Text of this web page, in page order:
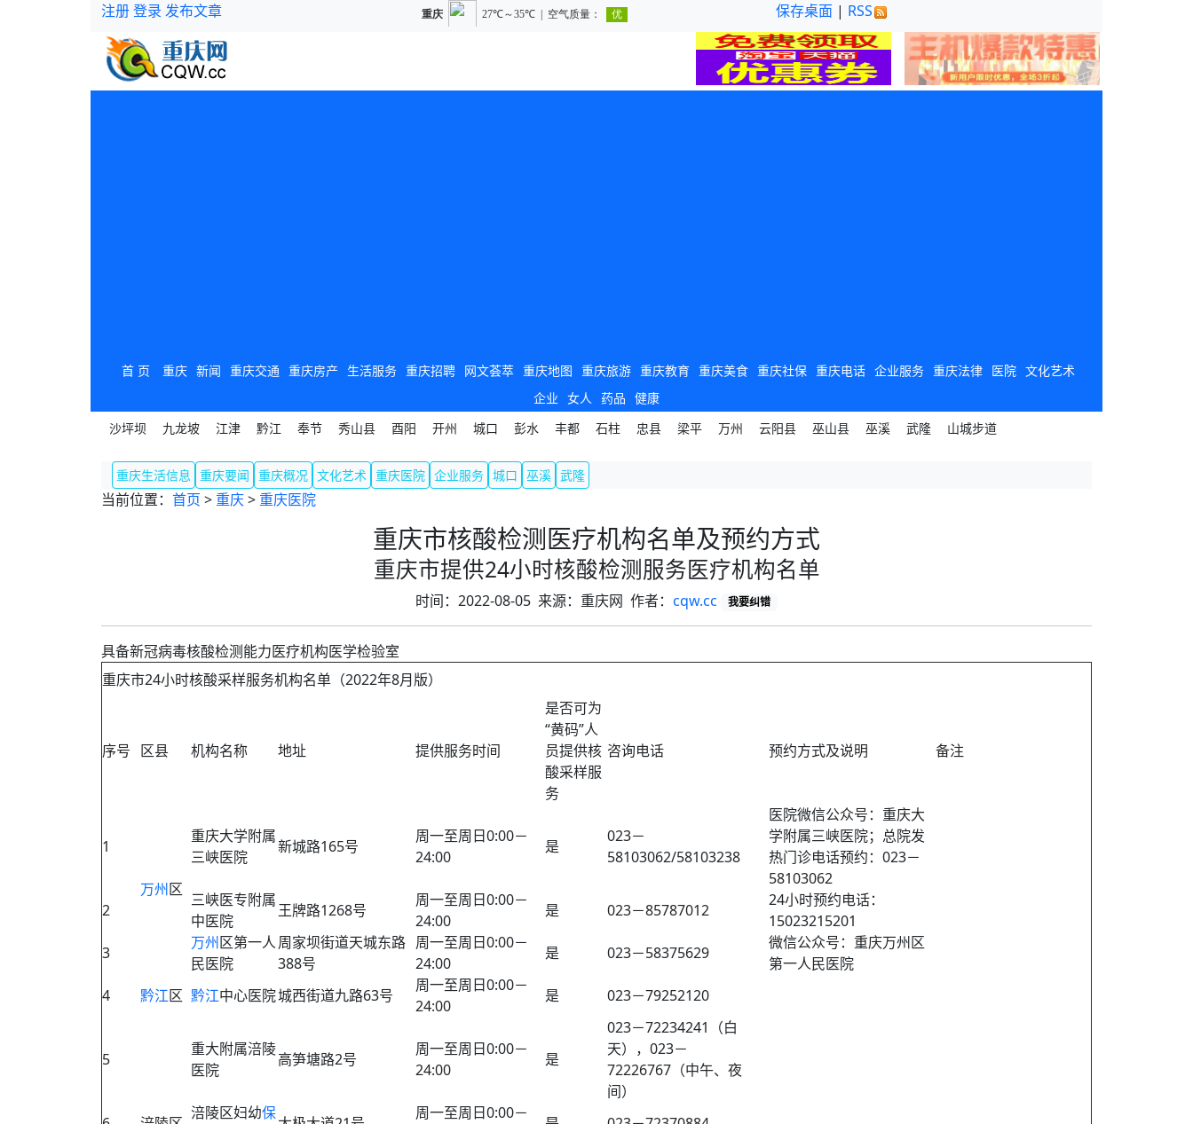
注册登录 发布文章 保存桌面 | RSS
首 页 重庆 新闻 重庆交通 重庆房产 生活服务 重庆招聘 网文荟萃 重庆地图 重庆旅游 重庆教育 重庆美食 重庆社保 重庆电话 企业服务 重庆法律 医院 文化艺术
企业 女人 药品 健康
沙坪坝
九龙坡 江津 黔江 奉节 秀山县 酉阳 开州 城口 彭水 丰都 石柱 忠县 梁平 万州 云阳县 巫山县 巫溪 武隆 山城步道
重庆生活信息 重庆要闻 重庆概况 文化艺术 重庆医院 企业服务 城口 巫溪 武隆
当前位置： 首页 > 重庆> 重庆医院
重庆市核酸检测医疗机构名单及预约方式
重庆市提供24小时核酸检测服务医疗机构名单
时间：2022-08-05 来源：重庆网 作者：cqw.cc 我要纠错
具备新冠病毒核酸检测能力医疗机构医学检验室
重庆市24小时核酸采样服务机构名单（2022年8月版）
序号 区县 机构名称 地址 提供服务时间
是否可为
“黄码”人
员提供核
酸采样服
务
咨询电话 预约方式及说明 备注
1
万州区
重庆大学附属
三峡医院
新城路165号
周一至周日0:00－
24:00
是
023－
58103062/58103238
医院微信公众号：重庆大
学附属三峡医院；总院发
热门诊电话预约：023－
58103062
2
三峡医专附属
中医院
王牌路1268号
周一至周日0:00－
24:00
是 023－85787012
24小时预约电话：
15023215201
3
万州区第一人
民医院
周家坝街道天城东路
388号
周一至周日0:00－
24:00
是 023－58375629
微信公众号：重庆万州区
第一人民医院
4
黔江区 黔江中心医院城西街道九路63号
周一至周日0:00－
24:00
是 023－79252120
5
重大附属涪陵
医院
高笋塘路2号
周一至周日0:00－
24:00
是
023－72234241（白
天），023－
72226767（中午、夜
间）
涪陵区妇幼保
周一至周日0:00－